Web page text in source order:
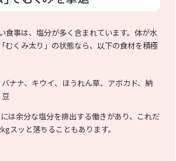
食事は、塩分が多く含まれています。体が水
むくみ太り」の状態なら、以下の食材を積極
バナナ、キウイ、ほうれん草、アボカド、納
豆
は余分な塩分を排出する働きがあり、これだ
スッと落ちることもあります。